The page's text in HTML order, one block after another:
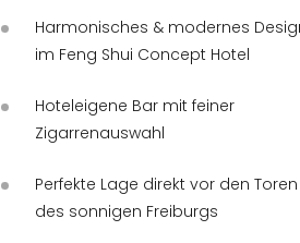
Harmonisches & modernes
im Feng Shui Concept Hotel
Hoteleigene Bar mit feiner
Zigarrenauswahl
Perfekte Lage direkt vor den Toren
des sonnigen Freiburgs